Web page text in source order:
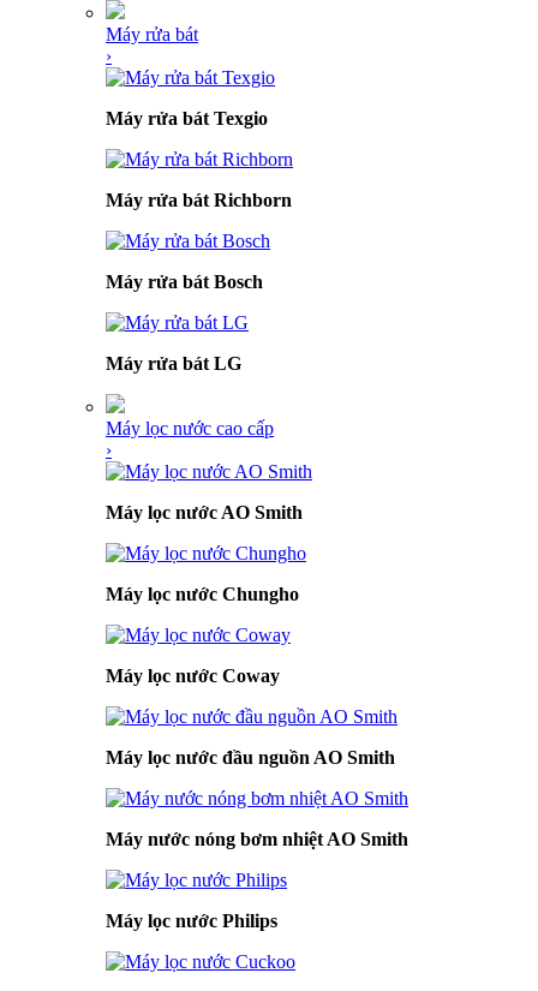
Máy rửa bát
›
Máy rửa bát Texgio
Máy rửa bát Richborn
Máy rửa bát Bosch
Máy rửa bát LG
Máy lọc nước cao cấp
›
Máy lọc nước AO Smith
Máy lọc nước Chungho
Máy lọc nước Coway
Máy lọc nước đầu nguồn AO Smith
Máy nước nóng bơm nhiệt AO Smith
Máy lọc nước Philips